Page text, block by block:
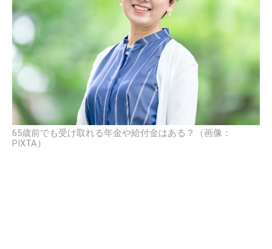
65歳前でも受け取れる年金や給付金はある？（画像：
PIXTA）